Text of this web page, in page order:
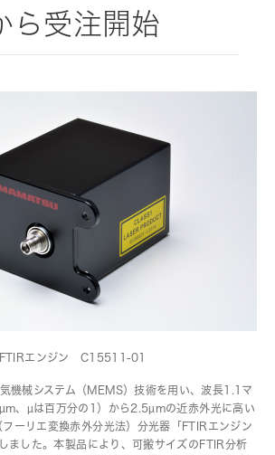
ら受注開始
FTIRエンジン C15511-01
機械システム（MEMS）技術を用い、波長1.1マ
、µは百万分の1）から2.5µmの近赤外光に高い
ーリエ変換赤外分光法）分光器「FTIRエンジン
した。本製品により、可搬サイズのFTIR分析